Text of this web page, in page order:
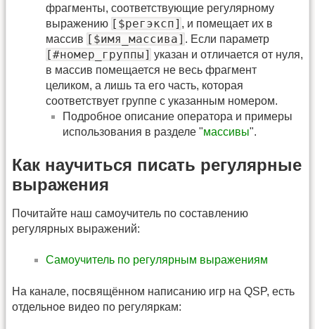
фрагменты, соответствующие регулярному
выражению [$регэксп] , и помещает их в
массив [$имя_массива] . Если параметр
[#номер_группы] указан и отличается от нуля,
в массив помещается не весь фрагмент
целиком, а лишь та его часть, которая
соответствует группе с указанным номером.
Подробное описание оператора и примеры
использования в разделе "массивы".
Как научиться писать регулярные
выражения
Почитайте наш самоучитель по составлению
регулярных выражений:
Самоучитель по регулярным выражениям
На канале, посвящённом написанию игр на QSP, есть
отдельное видео по регуляркам: